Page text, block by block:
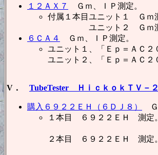
１２ＡＸ７
Ｇｍ、ＩＰ測定。
付属１本目ユニット１ Ｇｍ
ユニット２ Ｇｍ測定＝
６ＣＡ４
Ｇｍ、ＩＰ測定。
ユニット１、「Ｅｐ＝ＡＣ
ユニット２、「Ｅｐ＝ＡＣ
V． TubeTester ＨｉｃｋｏｋＴＶ－
購入６９２２ＥＨ（６ＤＪ８）
Ｇ
１本目 ６９２２ＥＨ 測定
ユニット２ Ｇｍ
２本目 ６９２２ＥＨ 測定
ユニット２ Ｇｍ